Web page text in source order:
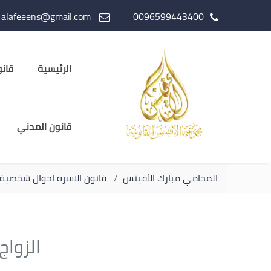
0096599443400
الرئيسية
قانون المدني
المحامي مبارك الأفينس قانون الاسرة احوال شخصية